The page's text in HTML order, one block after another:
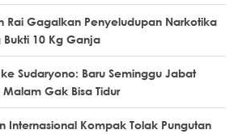
Rai Gagalkan Penyeludupan Narkotika
10 Kg Ganja
Sudaryono: Baru Seminggu Jabat
Gak Bisa Tidur
Internasional Kompak Tolak Pungutan